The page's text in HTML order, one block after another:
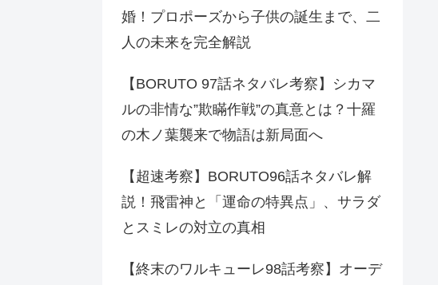
婚！プロポーズから子供の誕生まで、二
人の未来を完全解説
【BORUTO 97話ネタバレ考察】シカマ
ルの非情な”欺瞞作戦”の真意とは？十羅
の木ノ葉襲来で物語は新局面へ
【超速考察】BORUTO96話ネタバレ解
説！飛雷神と「運命の特異点」、サラダ
とスミレの対立の真相
【終末のワルキューレ98話考察】オーデ